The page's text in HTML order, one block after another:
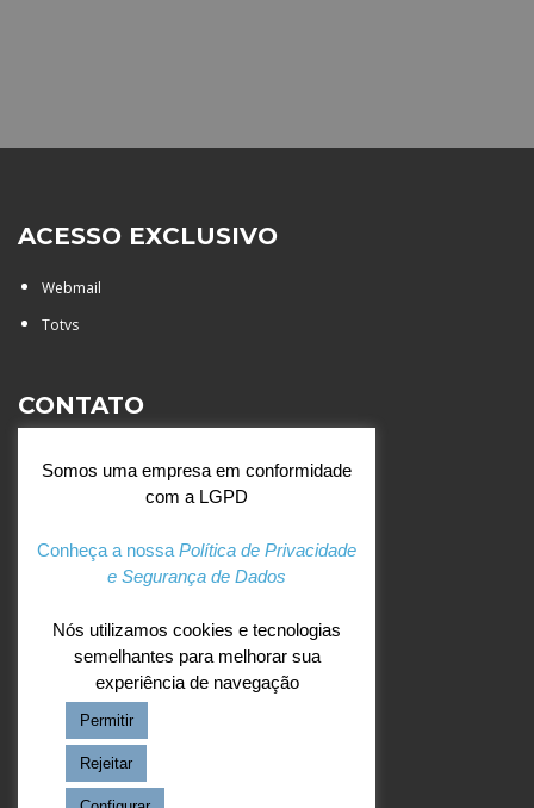
ACESSO EXCLUSIVO
Webmail
Totvs
CONTATO
Santa Catarina - São José do
Rio Preto (SP)
+55 (17) 3354 7000
agostiniano@csj.g12.br
REDES SOCIAIS
Facebook
Instagram
Somos uma empresa em conformidade
com a LGPD
Conheça a nossa Política de Privacidade
e Segurança de Dados
Nós utilizamos cookies e tecnologias
semelhantes para melhorar sua
experiência de navegação
Permitir
Rejeitar